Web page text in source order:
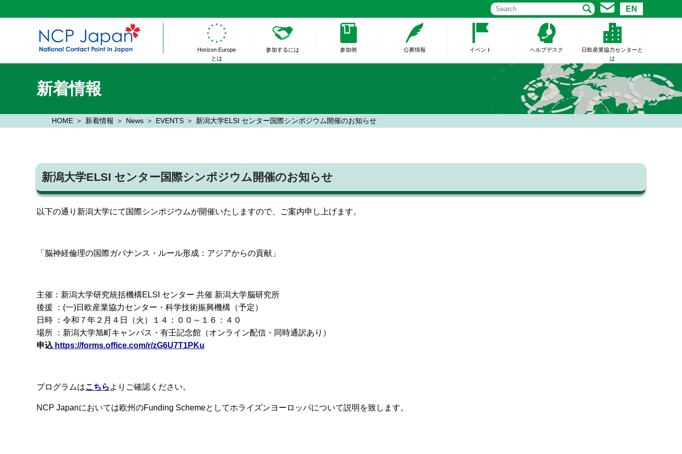
EN
Horizon Europe
とは
参加するには 参加例 公募情報 イベント ヘルプデスク
日欧産業協力センターと
は
新着情報
HOME 新着情報 News EVENTS 新潟大学ELSI センター国際シンポジウム開催のお知らせ
新潟大学ELSI センター国際シンポジウム開催のお知らせ
以下の通り新潟大学にて国際シンポジウムが開催いたしますので、ご案内申し上げます。
「脳神経倫理の国際ガバナンス・ルール形成：アジアからの貢献」
主催：新潟大学研究統括機構ELSI センター 共催 新潟大学脳研究所
後援 ：(一)日欧産業協力センター・科学技術振興機構（予定）
日時 ：令和７年２月４日（火）１４：００～１６：４０
場所 ：新潟大学旭町キャンパス・有壬記念館（オンライン配信・同時通訳あり）
申込 https://forms.office.com/r/zG6U7T1PKu
プログラムはこちら よりご確認ください。
NCP Japanにおいては欧州のFunding Schemeとしてホライズンヨーロッパについて説明を致します。